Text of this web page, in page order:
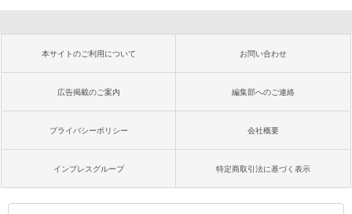
本サイトのご利用について お問い合わせ
広告掲載のご案内 編集部へのご連絡
プライバシーポリシー 会社概要
インプレスグループ 特定商取引法に基づく表示